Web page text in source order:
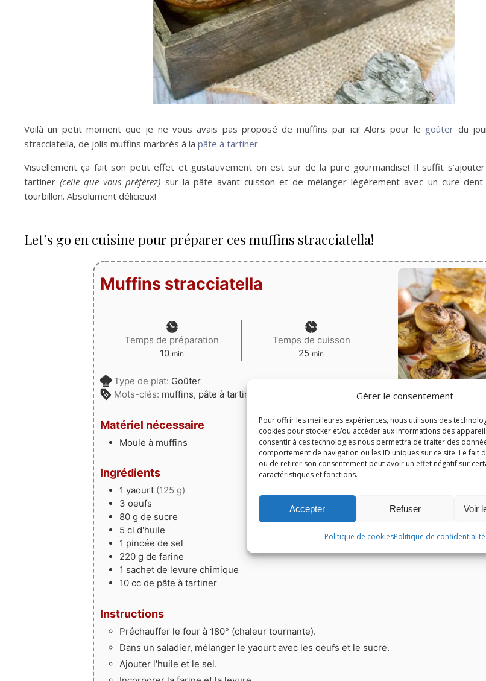
Gérer le consentement
Pour offrir les meilleures expériences, nous utilisons des
cookies pour stocker et/ou accéder aux informations des
consentir à ces technologies nous permettra de traiter des
comportement de navigation ou les ID uniques sur ce site. Le fait
ou de retirer son consentement peut avoir un effet négatif sur
caractéristiques et fonctions.
Accepter Refuser Voir
Politique de cookiesPolitique de confidentialité
Voilà un petit moment que je ne vous avais pas proposé de muffins par ici! Alors pour le goûter du
stracciatella, de jolis muffins marbrés à la pâte à tartiner.
Visuellement ça fait son petit effet et gustativement on est sur de la pure gourmandise! Il suffit
tartiner(celle que vous préférez) sur la pâte avant cuisson et de mélanger légèrement avec un cure-
tourbillon. Absolument délicieux!
Let’s go en cuisine pour préparer ces muffins stracciatella!
Print
Épingler la
Muffins stracciatella
Temps de préparation
10minutes
min
Temps de cuisson
25 minutes
min
Type de plat: Goûter
Mots-clés: muffins, pâte à tartiner, yaourt Portions:10
Matériel nécessaire
Moule à muffins
Ingrédients
1 yaourt (125 g)
3 oeufs
80 g de sucre
5 cl d'huile
1 pincée de sel
220 g de farine
1 sachet de levure chimique
10 cc de pâte à tartiner
Instructions
Préchauffer le four à 180° (chaleur tournante).
Dans un saladier, mélanger le yaourt avec les oeufs et le sucre.
Ajouter l'huile et le sel.